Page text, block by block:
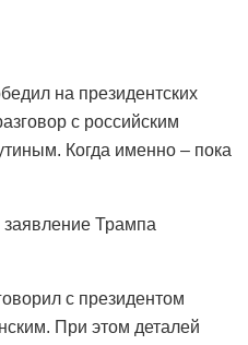
на президентских
с российским
Когда именно – пока
Трампа
с президентом
При этом деталей